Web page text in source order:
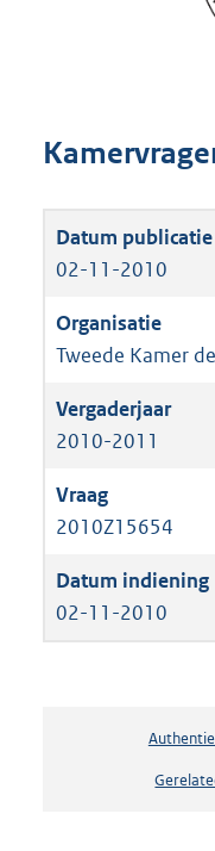
02-11-2010
Tweede Kamer
2010-2011
2010Z15654
02-11-2010